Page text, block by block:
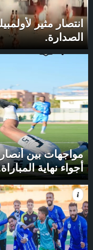
انتصار مثير
الصدارة.
مواجهات بين
أجواء نهاية